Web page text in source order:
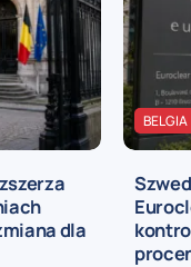
dla
BELGIA